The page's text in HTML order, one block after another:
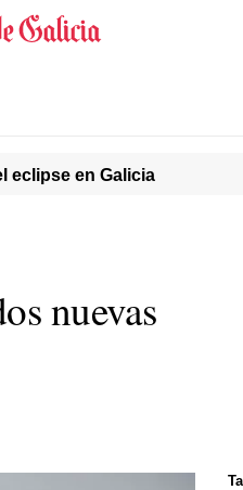
eclipse en Galicia
nuevas